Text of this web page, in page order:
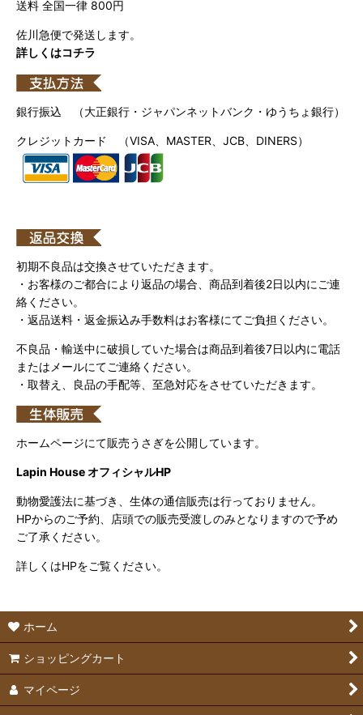
送料 全国一律 800円
佐川急便で発送します。
詳しくはコチラ
銀行振込 （大正銀行・ジャパンネットバンク・ゆうちょ銀行）
クレジットカード （VISA、MASTER、JCB、DINERS）
初期不良品は交換させていただきます。
・お客様のご都合により返品の場合、商品到着後2日以内にご連
絡ください。
・返品送料・返金振込み手数料はお客様にてご負担ください。
不良品・輸送中に破損していた場合は商品到着後7日以内に電話
またはメールにてご連絡ください。
・取替え、良品の手配等、至急対応をさせていただきます。
ホームページにて販売うさぎを公開しています。
Lapin House オフィシャルHP
動物愛護法に基づき、生体の通信販売は行っておりません。
HPからのご予約、店頭での販売受渡しのみとなりますので予め
ご了承ください。
詳しくはHPをご覧ください。
ホーム
ショッピングカート
マイページ